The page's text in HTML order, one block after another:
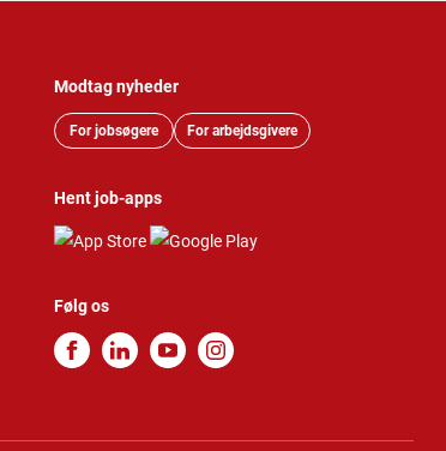
Modtag nyheder
For jobsøgere For arbejdsgivere
Hent job-apps
Følg os